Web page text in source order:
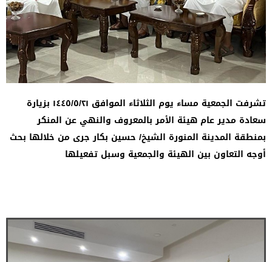
تشرفت الجمعية مساء يوم الثلاثاء الموافق ١٤٤٥/٥/٢١ بزيارة
سعادة مدير عام هيئة الأمر بالمعروف والنهي عن المنكر
بمنطقة المدينة المنورة الشيخ/ حسين بكار جرى من خلالها بحث
أوجه التعاون بين الهيئة والجمعية وسبل تفعيلها